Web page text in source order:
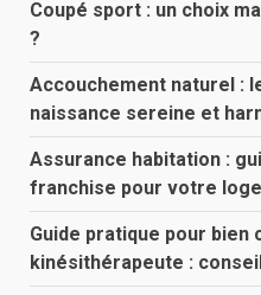
Coupé sport : un choix
?
Accouchement naturel :
naissance sereine et
Assurance habitation :
franchise pour votre
Guide pratique pour bien
kinésithérapeute :